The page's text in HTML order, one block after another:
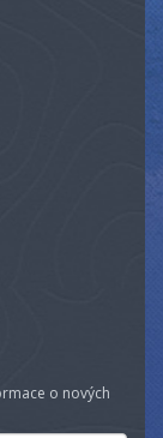
o nových